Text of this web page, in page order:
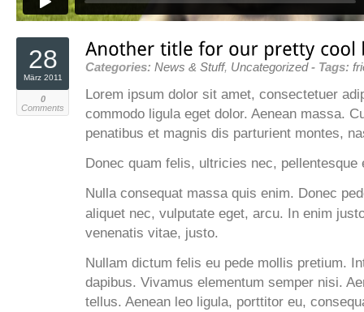
28
März 2011
0
Comments
Categories: News & Stuff, Uncategorized- Tags:
Lorem ipsum dolor sit amet, consectetuer
commodo ligula eget dolor. Aenean massa.
penatibus et magnis dis parturient montes,
Donec quam felis, ultricies nec,
Nulla consequat massa quis enim. Donec
aliquet nec, vulputate eget, arcu. In enim
venenatis vitae, justo.
Nullam dictum felis eu pede mollis pretium.
dapibus. Vivamus elementum semper nisi.
tellus. Aenean leo ligula, porttitor eu,